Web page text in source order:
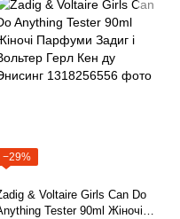
−29%
& Voltaire Girls Can Do
Tester 90ml Жіночі